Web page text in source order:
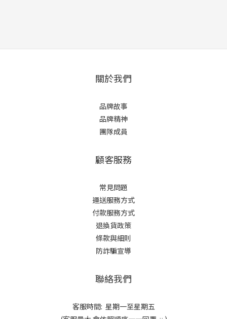
關於我們
品牌故事
品牌精神
團隊成員
顧客服務
常見問題
運送服務方式
付款服務方式
退換貨政策
條款與細則
防詐騙宣導
聯絡我們
客服時間: 星期一至星期五